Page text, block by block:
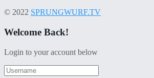
© 2022 SPRUNGWURF.TV
Welcome Back!
Login to your account below